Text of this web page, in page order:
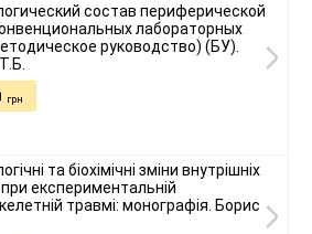
состав периферической
лабораторных
руководство) (БУ).
грн
та біохімічні зміни внутрішніх
при експериментальній
травмі: монографія. Борис